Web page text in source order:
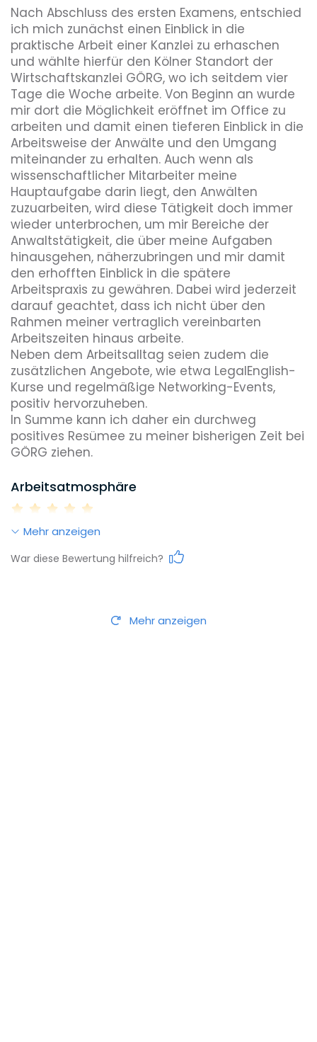
Reputation
Diversity
Umweltbewusstsein
Benefits, die dieser Arbeitgeber bietet
Home Office Networking-Events
Nach Abschluss des ersten Examens, entschied
ich mich zunächst einen Einblick in die
praktische Arbeit einer Kanzlei zu erhaschen
und wählte hierfür den Kölner Standort der
Wirtschaftskanzlei GÖRG, wo ich seitdem vier
Tage die Woche arbeite. Von Beginn an wurde
mir dort die Möglichkeit eröffnet im Office zu
arbeiten und damit einen tieferen Einblick in die
Arbeitsweise der Anwälte und den Umgang
miteinander zu erhalten. Auch wenn als
wissenschaftlicher Mitarbeiter meine
Hauptaufgabe darin liegt, den Anwälten
zuzuarbeiten, wird diese Tätigkeit doch immer
wieder unterbrochen, um mir Bereiche der
Anwaltstätigkeit, die über meine Aufgaben
hinausgehen, näherzubringen und mir damit
den erhofften Einblick in die spätere
Arbeitspraxis zu gewähren. Dabei wird jederzeit
darauf geachtet, dass ich nicht über den
Rahmen meiner vertraglich vereinbarten
Arbeitszeiten hinaus arbeite.
Neben dem Arbeitsalltag seien zudem die
zusätzlichen Angebote, wie etwa LegalEnglish-
Kurse und regelmäßige Networking-Events,
positiv hervorzuheben.
In Summe kann ich daher ein durchweg
positives Resümee zu meiner bisherigen Zeit bei
Arbeitsatmosphäre
Mehr anzeigen
War diese Bewertung hilfreich?
Mehr anzeigen